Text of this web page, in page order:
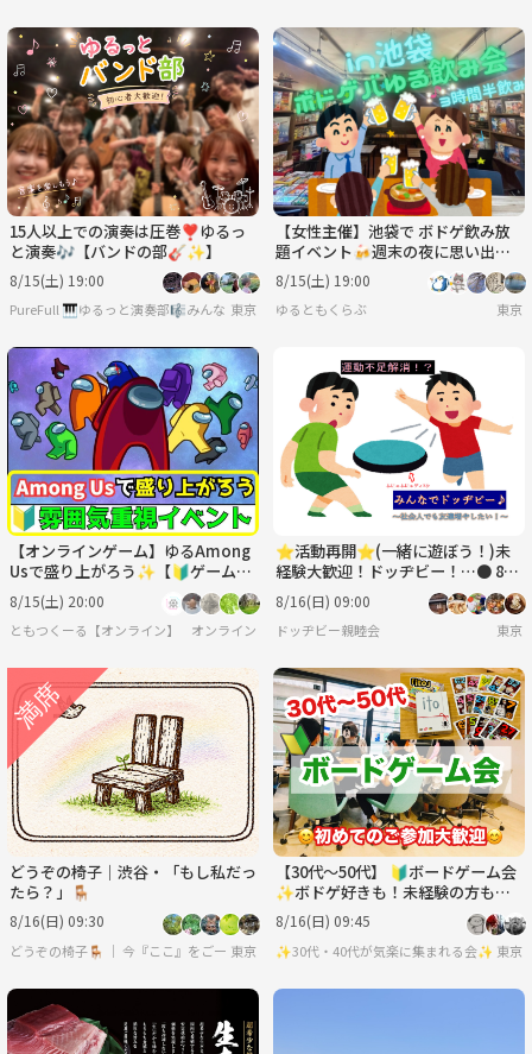
15人以上での演奏は圧巻❣️ゆるっ
と演奏🎶【バンドの部🎸✨️】
8/15(土) 19:00
PureFull 🎹ゆるっと演奏部🎼みんなで音を合わせる楽しさを🌿
東京
【女性主催】池袋で ボドゲ飲み放
題イベント🍻週末の夜に思い出作
り✨ 新規大歓迎！！
8/15(土) 19:00
ゆるともくらぶ 東京
【オンラインゲーム】ゆるAmong
Usで盛り上がろう✨【🔰ゲーム初
心者歓迎】
8/15(土) 20:00
ともつくーる【オンライン】 オンライン
⭐︎活動再開⭐︎(一緒に遊ぼう！)未
経験大歓迎！ドッヂビー！…● 8月
16日(日)9:00〜
8/16(日) 09:00
ドッヂビー親睦会 東京
どうぞの椅子｜渋谷・「もし私だっ
たら？」🪑
8/16(日) 09:30
どうぞの椅子🪑 ｜ 今『ここ』をご一緒に。
東京
【30代〜50代】 🔰ボードゲーム会
✨ボドゲ好きも！未経験の方も！
難しいルールは一切なし🙆‍♀️
8/16(日) 09:45
✨30代・40代が気楽に集まれる会✨ 東京